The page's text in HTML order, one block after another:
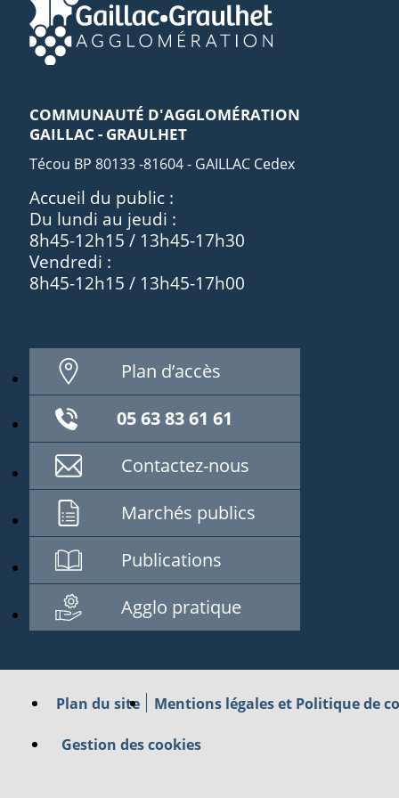
COMMUNAUTÉ D'AGGLOMÉRATION
GAILLAC - GRAULHET
Técou BP 80133 -81604 - GAILLAC Cedex
Accueil du public :
Du lundi au jeudi :
8h45-12h15 / 13h45-17h30
Vendredi :
8h45-12h15 / 13h45-17h00
Plan d’accès
05 63 83 61 61
Contactez-nous
Marchés publics
Publications
Agglo pratique
Plan du site Mentions légales et Politique de
Gestion des cookies